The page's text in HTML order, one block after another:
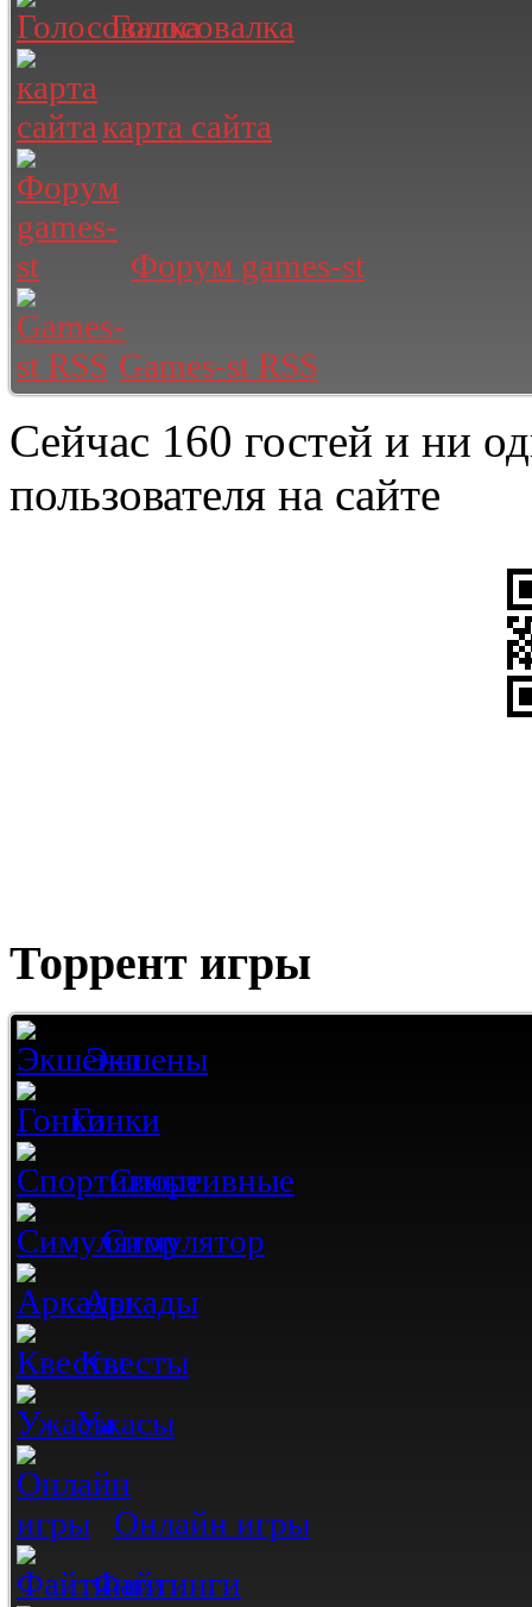
Голосовалка
карта сайта
Форум games-st
Games-st RSS
Сейчас 160 гостей и ни
пользователя на сайте
Торрент игры
Экшены
Гонки
Спортивные
Симулятор
Аркады
Квесты
Ужасы
Онлайн игры
Файтинги